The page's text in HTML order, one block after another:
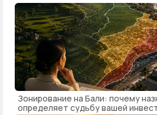
Зонирование на Бали: почему
определяет судьбу вашей